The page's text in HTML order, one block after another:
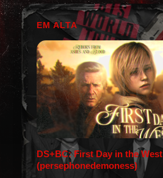
EM ALTA
DS+BC: First Day in the West
(persephonedemoness)